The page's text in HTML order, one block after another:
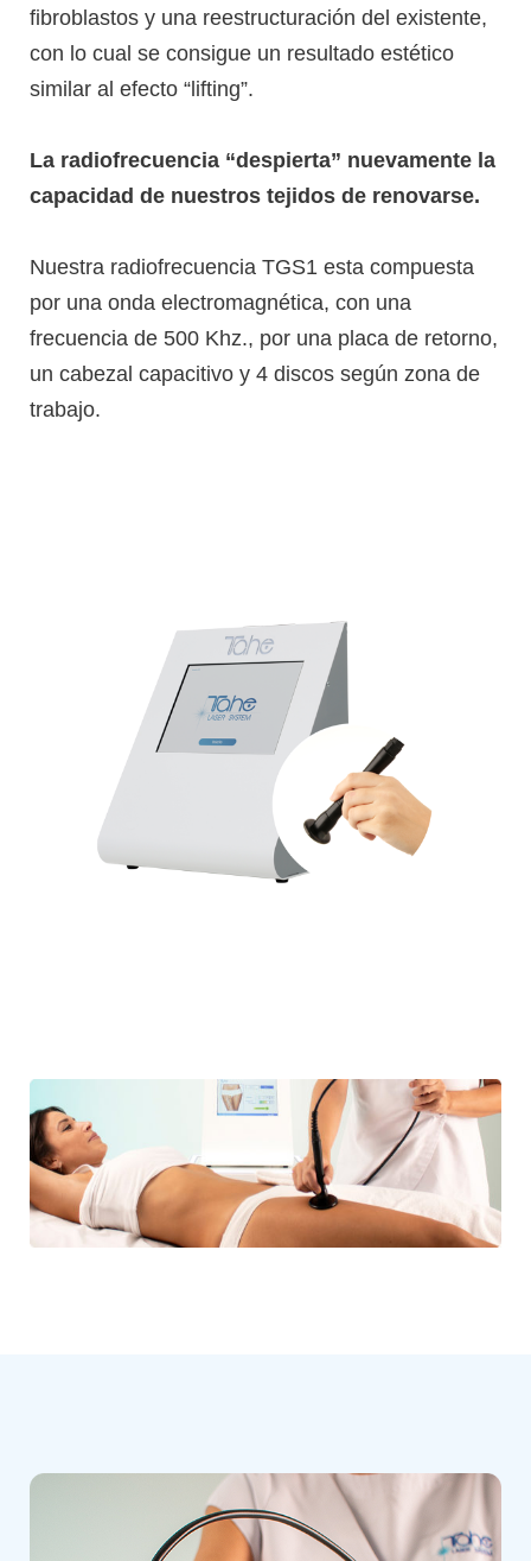
fibroblastos y una reestructuración del existente,
con lo cual se consigue un resultado estético
similar al efecto “lifting”.
La radiofrecuencia “despierta” nuevamente la
capacidad de nuestros tejidos de renovarse.
Nuestra radiofrecuencia TGS1 esta compuesta
por una onda electromagnética, con una
frecuencia de 500 Khz., por una placa de retorno,
un cabezal capacitivo y 4 discos según zona de
trabajo.